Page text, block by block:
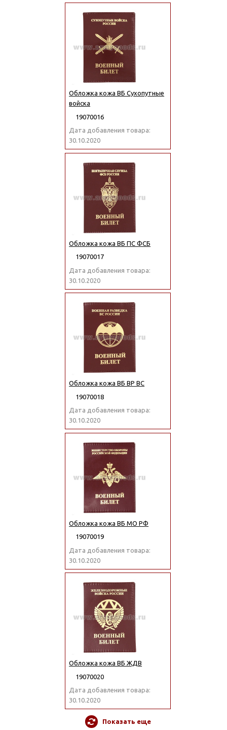
Обложка кожа ВБ Сухопутные
войска
19070016
Дата добавления товара:
30.10.2020
Обложка кожа ВБ ПС ФСБ
19070017
Дата добавления товара:
30.10.2020
Обложка кожа ВБ ВР ВС
19070018
Дата добавления товара:
30.10.2020
Обложка кожа ВБ МО РФ
19070019
Дата добавления товара:
30.10.2020
Обложка кожа ВБ ЖДВ
19070020
Дата добавления товара:
30.10.2020
Показать еще